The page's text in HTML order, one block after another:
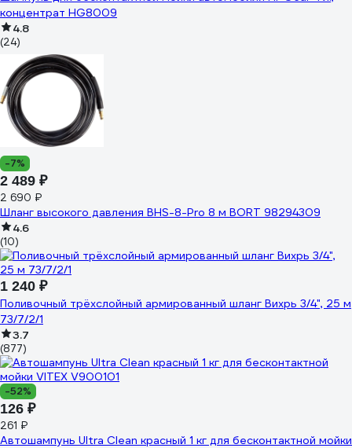
концентрат HG8009
4.8
(24)
-7%
2 489 ₽
2 690 ₽
Шланг высокого давления BHS-8-Pro 8 м BORT 98294309
4.6
(10)
1 240 ₽
Поливочный трёхслойный армированный шланг Вихрь 3/4", 25 м
73/7/2/1
3.7
(877)
-52%
126 ₽
261 ₽
Автошампунь Ultra Clean красный 1 кг для бесконтактной мойки